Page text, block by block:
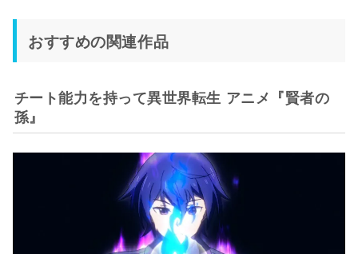
おすすめの関連作品
チート能力を持って異世界転生 アニメ『賢者の
孫』